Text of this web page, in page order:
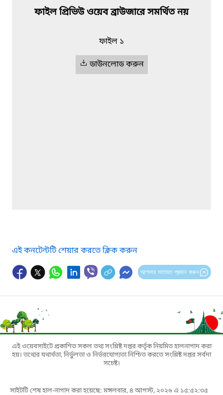
ফাইল প্রিভিউ ওয়েব ব্রাউজারে সমর্থিত নয়
ফাইল ১
ডাউনলোড করুন
এই কনটেন্টটি শেয়ার করতে ক্লিক করুন
আপনার মতামত প্রদান করুন
এই ওয়েবসাইটে প্রকাশিত সকল তথ্য সংশ্লিষ্ট দপ্তর কর্তৃক নিয়মিত হালনাগাদ করা
হয়। তথ্যের যথার্থতা, নির্ভুলতা ও নির্ভরযোগ্যতা নিশ্চিত করতে সংশ্লিষ্ট দপ্তর সর্বদা
সচেষ্ট।
সাইটটি শেষ হাল-নাগাদ করা হয়েছে: মঙ্গলবার, ৪ আগস্ট, ২০২৬ এ ১৫:৫২:৩৫